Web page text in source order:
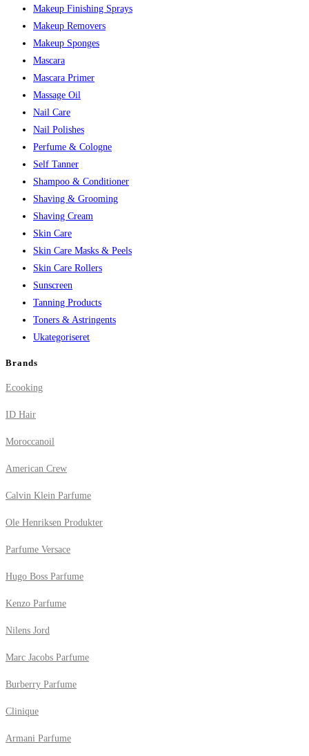
Makeup Finishing Sprays
Makeup Removers
Makeup Sponges
Mascara
Mascara Primer
Massage Oil
Nail Care
Nail Polishes
Perfume & Cologne
Self Tanner
Shampoo & Conditioner
Shaving & Grooming
Shaving Cream
Skin Care
Skin Care Masks & Peels
Skin Care Rollers
Sunscreen
Tanning Products
Toners & Astringents
Ukategoriseret
Brands
Ecooking
ID Hair
Moroccanoil
American Crew
Calvin Klein Parfume
Ole Henriksen Produkter
Parfume Versace
Hugo Boss Parfume
Kenzo Parfume
Nilens Jord
Marc Jacobs Parfume
Burberry Parfume
Clinique
Armani Parfume